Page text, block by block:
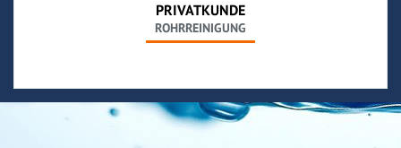
PRIVATKUNDE
ROHRREINIGUNG